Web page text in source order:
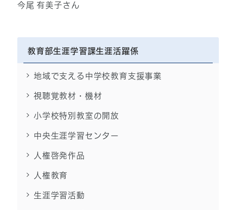
今尾 有美子さん
教育部生涯学習課生涯活躍係
地域で支える中学校教育支援事業
視聴覚教材・機材
小学校特別教室の開放
中央生涯学習センター
人権啓発作品
人権教育
生涯学習活動